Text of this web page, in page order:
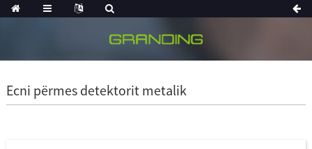
Ecni përmes detektorit metalik